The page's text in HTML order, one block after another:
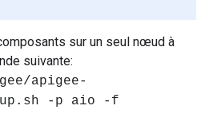
sur un seul nœud à
suivante:
apigee-
-p aio -f